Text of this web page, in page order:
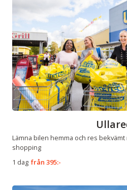
Lämna bilen hemma och res
shopping
1 dag från395:-